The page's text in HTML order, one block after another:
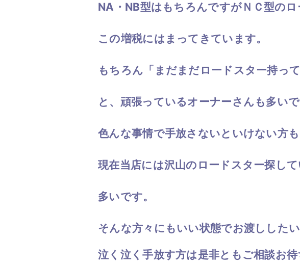
NA・NB型はもちろんですがＮＣ型のロ
この増税にはまってきています。
もちろん「まだまだロードスター持っ
と、頑張っているオーナーさんも多い
色んな事情で手放さないといけない方も
現在当店には沢山のロードスター探し
多いです。
そんな方々にもいい状態でお渡しした
泣く泣く手放す方は是非ともご相談お待